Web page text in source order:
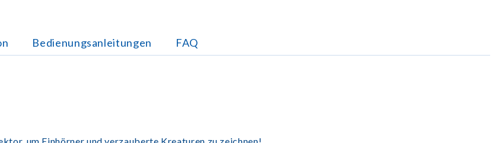
Bedienungsanleitungen FAQ